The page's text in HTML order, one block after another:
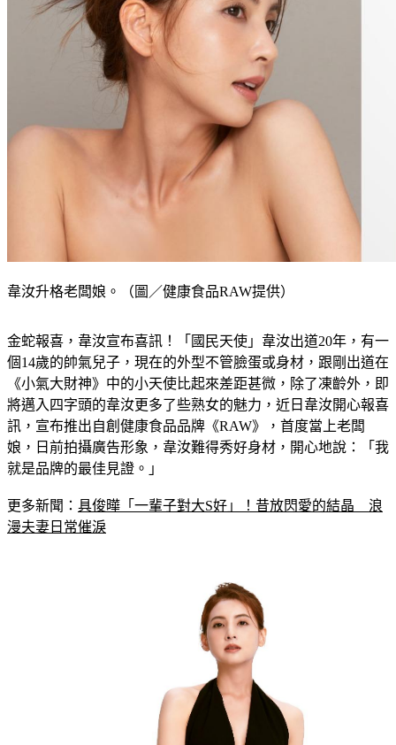
韋汝升格老闆娘。（圖／健康食品RAW提供）
金蛇報喜，韋汝宣布喜訊！「國民天使」韋汝出道20年，有一
個14歲的帥氣兒子，現在的外型不管臉蛋或身材，跟剛出道在
《小氣大財神》中的小天使比起來差距甚微，除了凍齡外，即
將邁入四字頭的韋汝更多了些熟女的魅力，近日韋汝開心報喜
訊，宣布推出自創健康食品品牌《RAW》，首度當上老闆
娘，日前拍攝廣告形象，韋汝難得秀好身材，開心地說：「我
就是品牌的最佳見證。」
更多新聞： 具俊曄「一輩子對大S好」！昔放閃愛的結晶　浪
漫夫妻日常催淚